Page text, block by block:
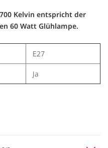
Kelvin entspricht der
60 Watt Glühlampe.
E27
Ja